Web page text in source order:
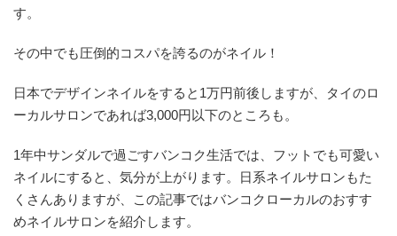
す。
その中でも圧倒的コスパを誇るのがネイル！
日本でデザインネイルをすると1万円前後しますが、タイのロ
ーカルサロンであれば3,000円以下のところも。
1年中サンダルで過ごすバンコク生活では、フットでも可愛い
ネイルにすると、気分が上がります。日系ネイルサロンもた
くさんありますが、この記事ではバンコクローカルのおすす
めネイルサロンを紹介します。